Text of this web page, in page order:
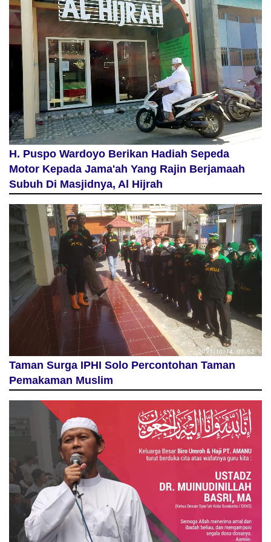
H. Puspo Wardoyo Berikan Hadiah Sepeda
Motor Kepada Jama'ah Yang Rajin Berjamaah
Subuh Di Masjidnya, Al Hijrah
Taman Surga IPHI Solo Percontohan Taman
Pemakaman Muslim